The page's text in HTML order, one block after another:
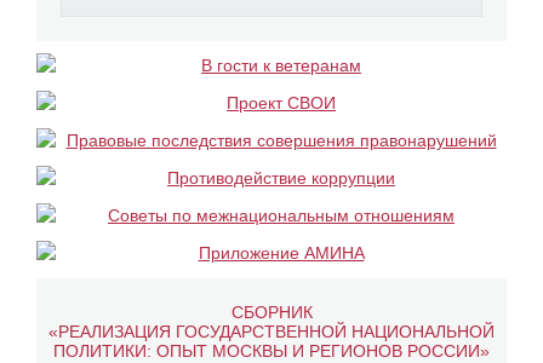
СБОРНИК
«РЕАЛИЗАЦИЯ ГОСУДАРСТВЕННОЙ НАЦИОНАЛЬНОЙ
ПОЛИТИКИ: ОПЫТ МОСКВЫ И РЕГИОНОВ РОССИИ»